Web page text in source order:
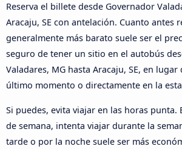
Reserva el billete desde Governador
Aracaju, SE con antelación. Cuanto antes
generalmente más barato suele ser el
seguro de tener un sitio en el autobús
Valadares, MG hasta Aracaju, SE, en
último momento o directamente en la
Si puedes, evita viajar en las horas punta.
de semana, intenta viajar durante la
tarde o por la noche suele ser más